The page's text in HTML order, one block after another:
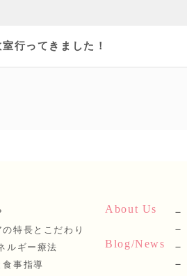
行ってきました！
特長とこだわり
ルギー療法
事指導
About Us
Blog/News